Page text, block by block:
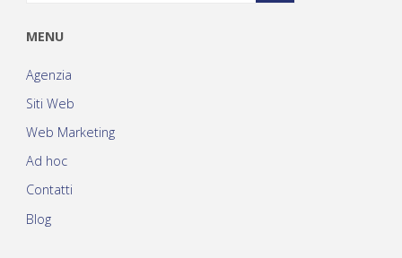
MENU
Agenzia
Siti Web
Web Marketing
Ad hoc
Contatti
Blog